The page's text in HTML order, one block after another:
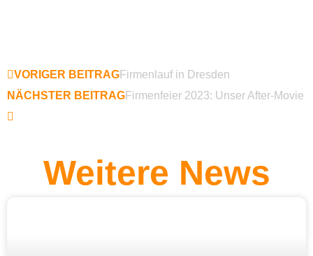
VORIGER BEITRAGFirmenlauf in Dresden
NÄCHSTER BEITRAGFirmenfeier 2023: Unser After-Movie
Weitere News